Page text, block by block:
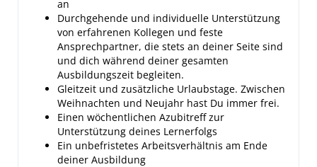
an
Durchgehende und individuelle Unterstützung
von erfahrenen Kollegen und feste
Ansprechpartner, die stets an deiner Seite sind
und dich während deiner gesamten
Ausbildungszeit begleiten.
Gleitzeit und zusätzliche Urlaubstage. Zwischen
Weihnachten und Neujahr hast Du immer frei.
Einen wöchentlichen Azubitreff zur
Unterstützung deines Lernerfolgs
Ein unbefristetes Arbeitsverhältnis am Ende
deiner Ausbildung